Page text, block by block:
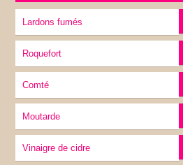
lardons fumés
roquefort
Comté
moutarde
vinaigre de cidre